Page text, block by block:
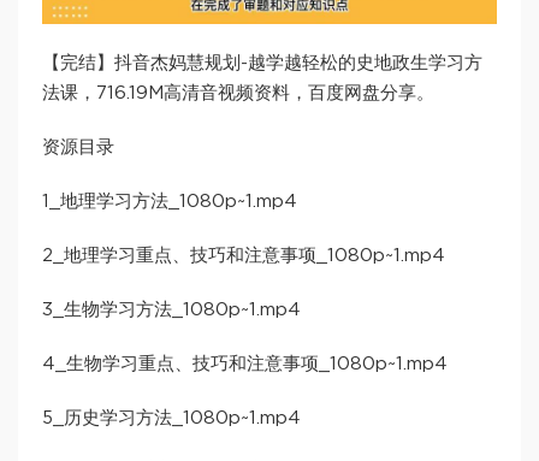
【完结】抖音杰妈慧规划-越学越轻松的史地政生学习方
法课，716.19M高清音视频资料，百度网盘分享。
资源目录
1_地理学习方法_1080p~1.mp4
2_地理学习重点、技巧和注意事项_1080p~1.mp4
3_生物学习方法_1080p~1.mp4
4_生物学习重点、技巧和注意事项_1080p~1.mp4
5_历史学习方法_1080p~1.mp4